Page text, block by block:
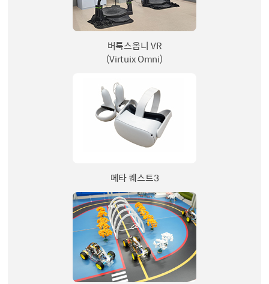
버툭스옴니 VR
(Virtuix Omni)
메타 퀘스트3